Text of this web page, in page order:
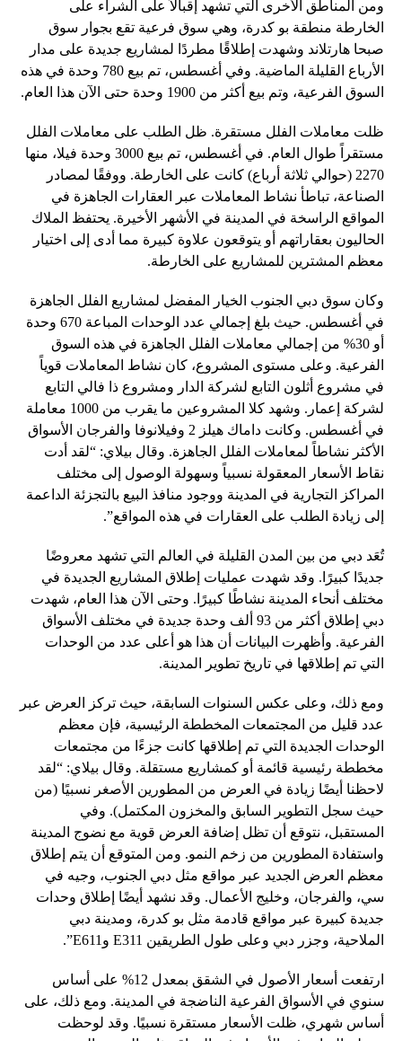
ومن المناطق الأخرى التي تشهد إقبالاً على الشراء على
الخارطة منطقة بو كدرة، وهي سوق فرعية تقع بجوار سوق
صبحا هارتلاند وشهدت إطلاقًا مطردًا لمشاريع جديدة على مدار
الأرباع القليلة الماضية. وفي أغسطس، تم بيع 780 وحدة في هذه
السوق الفرعية، وتم بيع أكثر من 1900 وحدة حتى الآن هذا العام.
ظلت معاملات الفلل مستقرة. ظل الطلب على معاملات الفلل
مستقراً طوال العام. في أغسطس، تم بيع 3000 وحدة فيلا، منها
2270 (حوالي ثلاثة أرباع) كانت على الخارطة. ووفقًا لمصادر
الصناعة، تباطأ نشاط المعاملات عبر العقارات الجاهزة في
المواقع الراسخة في المدينة في الأشهر الأخيرة. يحتفظ الملاك
الحاليون بعقاراتهم أو يتوقعون علاوة كبيرة مما أدى إلى اختيار
معظم المشترين للمشاريع على الخارطة.
وكان سوق دبي الجنوب الخيار المفضل لمشاريع الفلل الجاهزة
في أغسطس. حيث بلغ إجمالي عدد الوحدات المباعة 670 وحدة
أو 30% من إجمالي معاملات الفلل الجاهزة في هذه السوق
الفرعية. وعلى مستوى المشروع، كان نشاط المعاملات قوياً
في مشروع أثلون التابع لشركة الدار ومشروع ذا فالي التابع
لشركة إعمار. وشهد كلا المشروعين ما يقرب من 1000 معاملة
في أغسطس. وكانت داماك هيلز 2 وفيلانوفا والفرجان الأسواق
الأكثر نشاطاً لمعاملات الفلل الجاهزة. وقال بيلاي: “لقد أدت
نقاط الأسعار المعقولة نسبياً وسهولة الوصول إلى مختلف
المراكز التجارية في المدينة ووجود منافذ البيع بالتجزئة الداعمة
إلى زيادة الطلب على العقارات في هذه المواقع”.
تُعَد دبي من بين المدن القليلة في العالم التي تشهد معروضًا
جديدًا كبيرًا. وقد شهدت عمليات إطلاق المشاريع الجديدة في
مختلف أنحاء المدينة نشاطًا كبيرًا. وحتى الآن هذا العام، شهدت
دبي إطلاق أكثر من 93 ألف وحدة جديدة في مختلف الأسواق
الفرعية. وأظهرت البيانات أن هذا هو أعلى عدد من الوحدات
التي تم إطلاقها في تاريخ تطوير المدينة.
ومع ذلك، وعلى عكس السنوات السابقة، حيث تركز العرض عبر
عدد قليل من المجتمعات المخططة الرئيسية، فإن معظم
الوحدات الجديدة التي تم إطلاقها كانت جزءًا من مجتمعات
مخططة رئيسية قائمة أو كمشاريع مستقلة. وقال بيلاي: “لقد
لاحظنا أيضًا زيادة في العرض من المطورين الأصغر نسبيًا (من
حيث سجل التطوير السابق والمخزون المكتمل). وفي
المستقبل، نتوقع أن تظل إضافة العرض قوية مع نضوج المدينة
واستفادة المطورين من زخم النمو. ومن المتوقع أن يتم إطلاق
معظم العرض الجديد عبر مواقع مثل دبي الجنوب، وجيه في
سي، والفرجان، وخليج الأعمال. وقد نشهد أيضًا إطلاق وحدات
جديدة كبيرة عبر مواقع قادمة مثل بو كدرة، ومدينة دبي
الملاحية، وجزر دبي وعلى طول الطريقين E311 وE611”.
ارتفعت أسعار الأصول في الشقق بمعدل 12% على أساس
سنوي في الأسواق الفرعية الناضجة في المدينة. ومع ذلك، على
أساس شهري، ظلت الأسعار مستقرة نسبيًا. وقد لوحظت